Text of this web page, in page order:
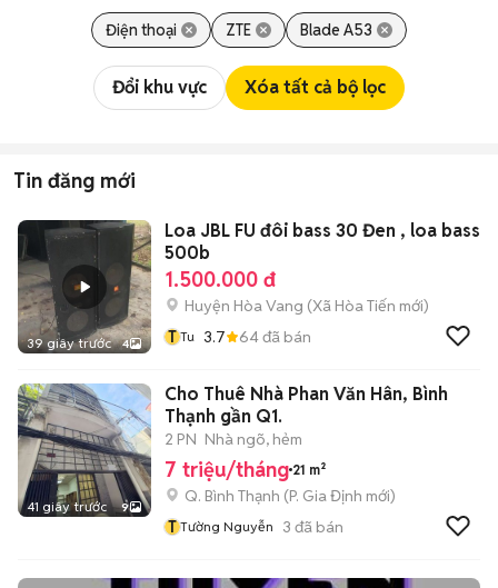
Điện thoại ZTE Blade A53
Đổi khu vực Xóa tất cả bộ lọc
Tin đăng mới
39 giây trước 4
Loa JBL FU đôi bass 30 Đen , loa bass
500b
1.500.000 đ
Huyện Hòa Vang (Xã Hòa Tiến mới)
T Tu 3.7 64đã bán
41 giây trước 9
Cho Thuê Nhà Phan Văn Hân, Bình
Thạnh gần Q1.
2 PN Nhà ngõ, hẻm
7 triệu/tháng 21 m²
Q. Bình Thạnh (P. Gia Định mới)
T Tường Nguyễn 3 đã bán